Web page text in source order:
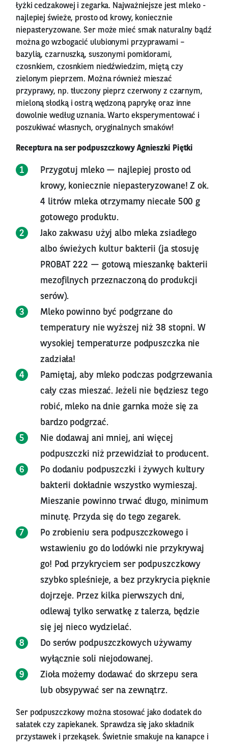
łyżki cedzakowej i zegarka. Najważniejsze jest mleko -
najlepiej świeże, prosto od krowy, koniecznie
niepasteryzowane. Ser może mieć smak naturalny bądź
można go wzbogacić ulubionymi przyprawami –
bazylią, czarnuszką, suszonymi pomidorami,
czosnkiem, czosnkiem niedźwiedzim, miętą czy
zielonym pieprzem. Można również mieszać
przyprawy, np. tłuczony pieprz czerwony z czarnym,
mieloną słodką i ostrą wędzoną paprykę oraz inne
dowolnie według uznania. Warto eksperymentować i
poszukiwać własnych, oryginalnych smaków!
Receptura na ser podpuszczkowy Agnieszki Piętki
Przygotuj mleko — najlepiej prosto od
krowy, koniecznie niepasteryzowane! Z ok.
4 litrów mleka otrzymamy niecałe 500 g
gotowego produktu.
Jako zakwasu użyj albo mleka zsiadłego
albo świeżych kultur bakterii (ja stosuję
PROBAT 222 — gotową mieszankę bakterii
mezofilnych przeznaczoną do produkcji
serów).
Mleko powinno być podgrzane do
temperatury nie wyższej niż 38 stopni. W
wysokiej temperaturze podpuszczka nie
zadziała!
Pamiętaj, aby mleko podczas podgrzewania
cały czas mieszać. Jeżeli nie będziesz tego
robić, mleko na dnie garnka może się za
bardzo podgrzać.
Nie dodawaj ani mniej, ani więcej
podpuszczki niż przewidział to producent.
Po dodaniu podpuszczki i żywych kultury
bakterii dokładnie wszystko wymieszaj.
Mieszanie powinno trwać długo, minimum
minutę. Przyda się do tego zegarek.
Po zrobieniu sera podpuszczkowego i
wstawieniu go do lodówki nie przykrywaj
go! Pod przykryciem ser podpuszczkowy
szybko spleśnieje, a bez przykrycia pięknie
dojrzeje. Przez kilka pierwszych dni,
odlewaj tylko serwatkę z talerza, będzie
się jej nieco wydzielać.
Do serów podpuszczkowych używamy
wyłącznie soli niejodowanej.
Zioła możemy dodawać do skrzepu sera
lub obsypywać ser na zewnątrz.
Ser podpuszczkowy można stosować jako dodatek do
sałatek czy zapiekanek. Sprawdza się jako składnik
przystawek i przekąsek. Świetnie smakuje na kanapce i